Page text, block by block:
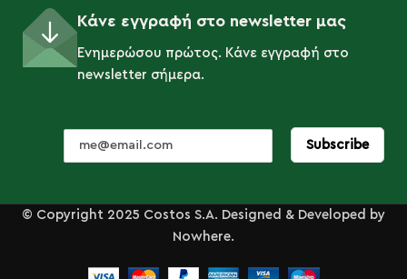
CLEAN HANDS CROCS
Κάνε εγγραφή στο newsletter μας
Ενημερώσου πρώτος. Κάνε εγγραφή στο
newsletter σήμερα.
© Copyright 2025 Costos S.A. Designed & Developed by
Nowhere.